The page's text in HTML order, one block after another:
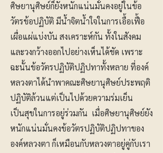
ศิษยานุศิษย์ก็ยังหนักแน่นมั่นคงอยู่ในข้อ
วัตรข้อปฏิบัติ มีน้ำจิตน้ำใจในการเอื้อเฟื้อ
เผื่อแผ่แบ่งบัน สงเคราะห์กัน ทั้งในสังคม
และวงกว้างออกไปอย่างเห็นได้ชัด เพราะ
ฉะนั้นข้อวัตรปฏิบัติปฏิปทาทั้งหลาย ที่องค์
หลวงตาได้นำพาคณะศิษยานุศิษย์ประพฤติ
ปฏิบัติล้วนแต่เป็นไปด้วยความร่มเย็น
เป็นสุขในการอยู่ร่วมกัน เมื่อศิษยานุศิษย์ยัง
หนักแน่นมั่นคงข้อวัตรปฏิบัติปฏิปทาของ
องค์หลวงตา ก็เหมือนกับหลวงตาอยู่คู่กับเรา